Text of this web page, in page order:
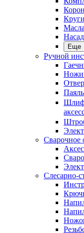
Еще
Ручной
Ножи
Сварочное
Слесарно-